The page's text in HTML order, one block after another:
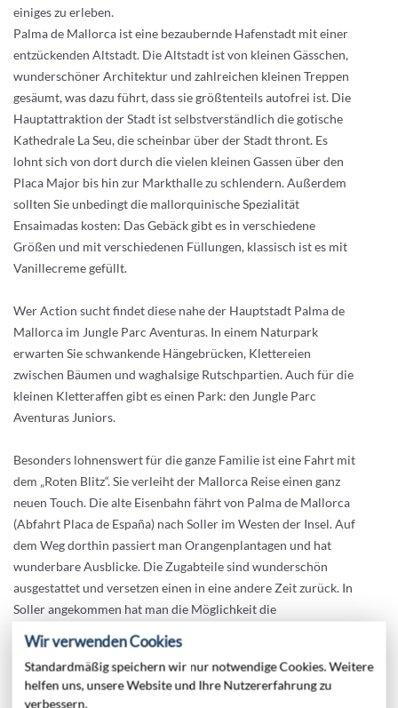
einiges zu erleben.
Palma de Mallorca ist eine bezaubernde Hafenstadt mit einer
entzückenden Altstadt. Die Altstadt ist von kleinen Gässchen,
wunderschöner Architektur und zahlreichen kleinen Treppen
gesäumt, was dazu führt, dass sie größtenteils autofrei ist. Die
Hauptattraktion der Stadt ist selbstverständlich die gotische
Kathedrale La Seu, die scheinbar über der Stadt thront. Es
lohnt sich von dort durch die vielen kleinen Gassen über den
Placa Major bis hin zur Markthalle zu schlendern. Außerdem
sollten Sie unbedingt die mallorquinische Spezialität
Ensaimadas kosten: Das Gebäck gibt es in verschiedene
Größen und mit verschiedenen Füllungen, klassisch ist es mit
Vanillecreme gefüllt.
Wer Action sucht findet diese nahe der Hauptstadt Palma de
Mallorca im Jungle Parc Aventuras. In einem Naturpark
erwarten Sie schwankende Hängebrücken, Klettereien
zwischen Bäumen und waghalsige Rutschpartien. Auch für die
kleinen Kletteraffen gibt es einen Park: den Jungle Parc
Aventuras Juniors.
Besonders lohnenswert für die ganze Familie ist eine Fahrt mit
dem „Roten Blitz“. Sie verleiht der Mallorca Reise einen ganz
neuen Touch. Die alte Eisenbahn fährt von Palma de Mallorca
(Abfahrt Placa de España) nach Soller im Westen der Insel. Auf
dem Weg dorthin passiert man Orangenplantagen und hat
wunderbare Ausblicke. Die Zugabteile sind wunderschön
ausgestattet und versetzen einen in eine andere Zeit zurück. In
Soller angekommen hat man die Möglichkeit die
wunderschöne Stadt zu erkunden und dann weiter mit einer
offenen, ebenso alten Straßenbahn die letzten Meter bis nach
Port de Soller zu fahren – ein Stadtteil Sollers direkt am Meer
gelegen. Dort können Sie die Promenade entlang schlendern,
Wir verwenden Cookies
Standardmäßig speichern wir nur notwendige Cookies. Weitere
helfen uns, unsere Website und Ihre Nutzererfahrung zu
verbessern.